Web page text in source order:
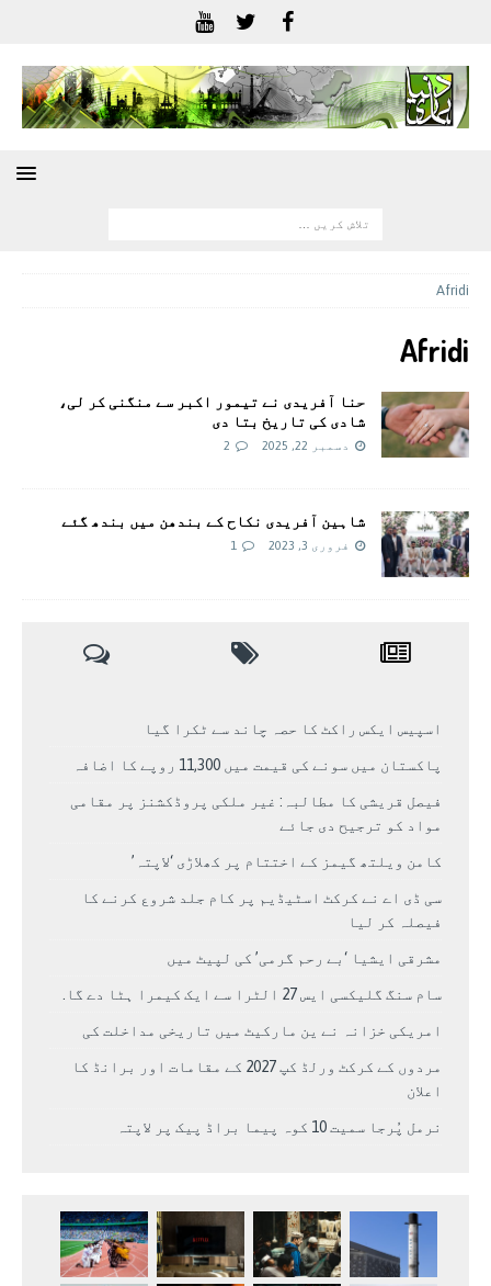
Afridi
Afridi
حنا آفریدی نے تیمور اکبر سے منگنی کر لی،
شادی کی تاریخ بتا دی
دسمبر 22, 2025 2
شاہین آفریدی نکاح کے بندھن میں بندھ گئے
فروری 3, 2023 1
اسپیس ایکس راکٹ کا حصہ چاند سے ٹکرا گیا
پاکستان میں سونے کی قیمت میں 11,300 روپے کا اضافہ
فیصل قریشی کا مطالبہ: غیر ملکی پروڈکشنز پر مقامی
مواد کو ترجیح دی جائے
کامن ویلتھ گیمز کے اختتام پر کھلاڑی ‘لاپتہ’
سی ڈی اے نے کرکٹ اسٹیڈیم پر کام جلد شروع کرنے کا
فیصلہ کر لیا
مشرقی ایشیا ‘بے رحم گرمی’ کی لپیٹ میں
سام سنگ گلیکسی ایس 27 الٹرا سے ایک کیمرا ہٹا دے گا.
امریکی خزانہ نے ین مارکیٹ میں تاریخی مداخلت کی
مردوں کے کرکٹ ورلڈ کپ 2027 کے مقامات اور برانڈ کا
اعلان
نرمل پُرجا سمیت 10 کوہ پیما براڈ پیک پر لاپتہ